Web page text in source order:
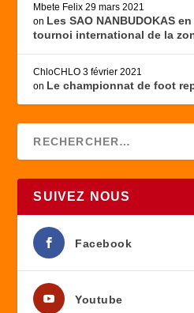
Mbete Felix 29 mars 2021
on Les SAO NANBUDOKAS
tournoi international de la
ChloCHLO 3 février 2021
on Le championnat de foot
SUIVEZ NOUS
Facebook
Youtube